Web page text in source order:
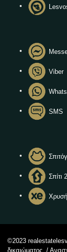
Viber
SMS
Σπίτι
©2023
δικαιώματος. /